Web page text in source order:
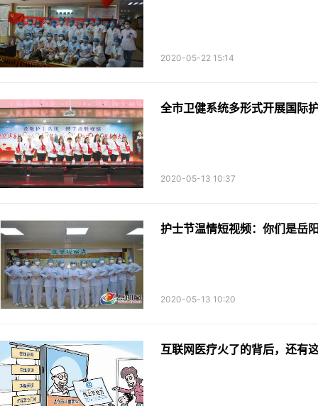
2020-05-22 15:14
全市卫健系统多形式开展国际
2020-05-13 10:37
护士节温情短视频：你们是岳
2020-05-13 10:20
互联网医疗火了的背后，还有